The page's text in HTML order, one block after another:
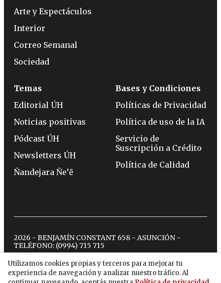
Utilizamos cookies propias y terceros para mejorar tu
experiencia de navegación y analizar nuestro tráfico. Al
Arte y Espectáculos
Interior
Correo Semanal
Sociedad
Temas
Editorial ÚH
Noticias positivas
Pódcast ÚH
Newsletters ÚH
Ñandejara Ñe’ẽ
Bases y Condiciones
Políticas de Privacidad
Política de uso de la IA
Servicio de
Suscripción a Crédito
Política de Calidad
2026 - BENJAMÍN CONSTANT 658 - ASUNCIÓN -
TELÉFONO: (0994) 715 715
twitterinstagram
facebook
tiktokyoutubespotify